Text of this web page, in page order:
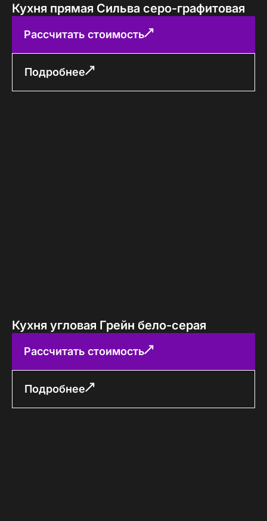
Кухня прямая Сильва серо-графитовая
Рассчитать стоимость
Подробнее
Кухня угловая Грейн бело-серая
Рассчитать стоимость
Подробнее